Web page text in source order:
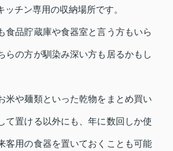
ッチン専用の収納場所です。
食品貯蔵庫や食器室と言う方もいら
らの方が馴染み深い方も居るかもし
米や麺類といった乾物をまとめ買い
て置ける以外にも、年に数回しか使
客用の食器を置いておくことも可能